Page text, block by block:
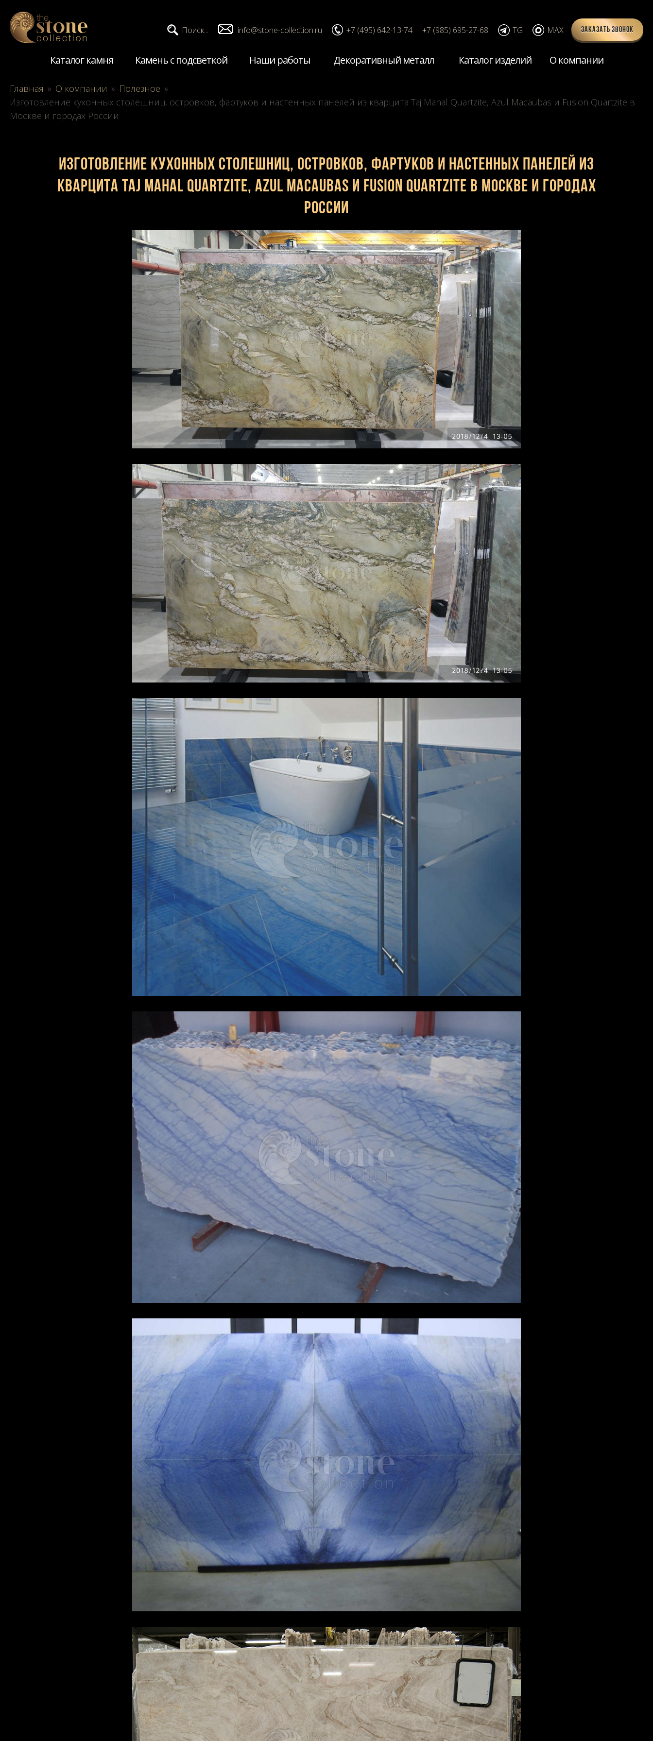
Заказать звонок
Поиск... info@stone-collection.ru +7 (495) 642-13-74 +7 (985) 695-27-68 TG MAX
Каталог камня Камень с подсветкой Наши работы Декоративный металл Каталог изделий О компании
Главная » О компании » Полезное »
Изготовление кухонных столешниц, островков, фартуков и настенных панелей из кварцита Taj Mahal Quartzite, Azul Macaubas и Fusion Quartzite в
Москве и городах России
Изготовление кухонных столешниц, островков, фартуков и настенных панелей из
кварцита Taj Mahal Quartzite, Azul Macaubas и Fusion Quartzite в Москве и городах
России